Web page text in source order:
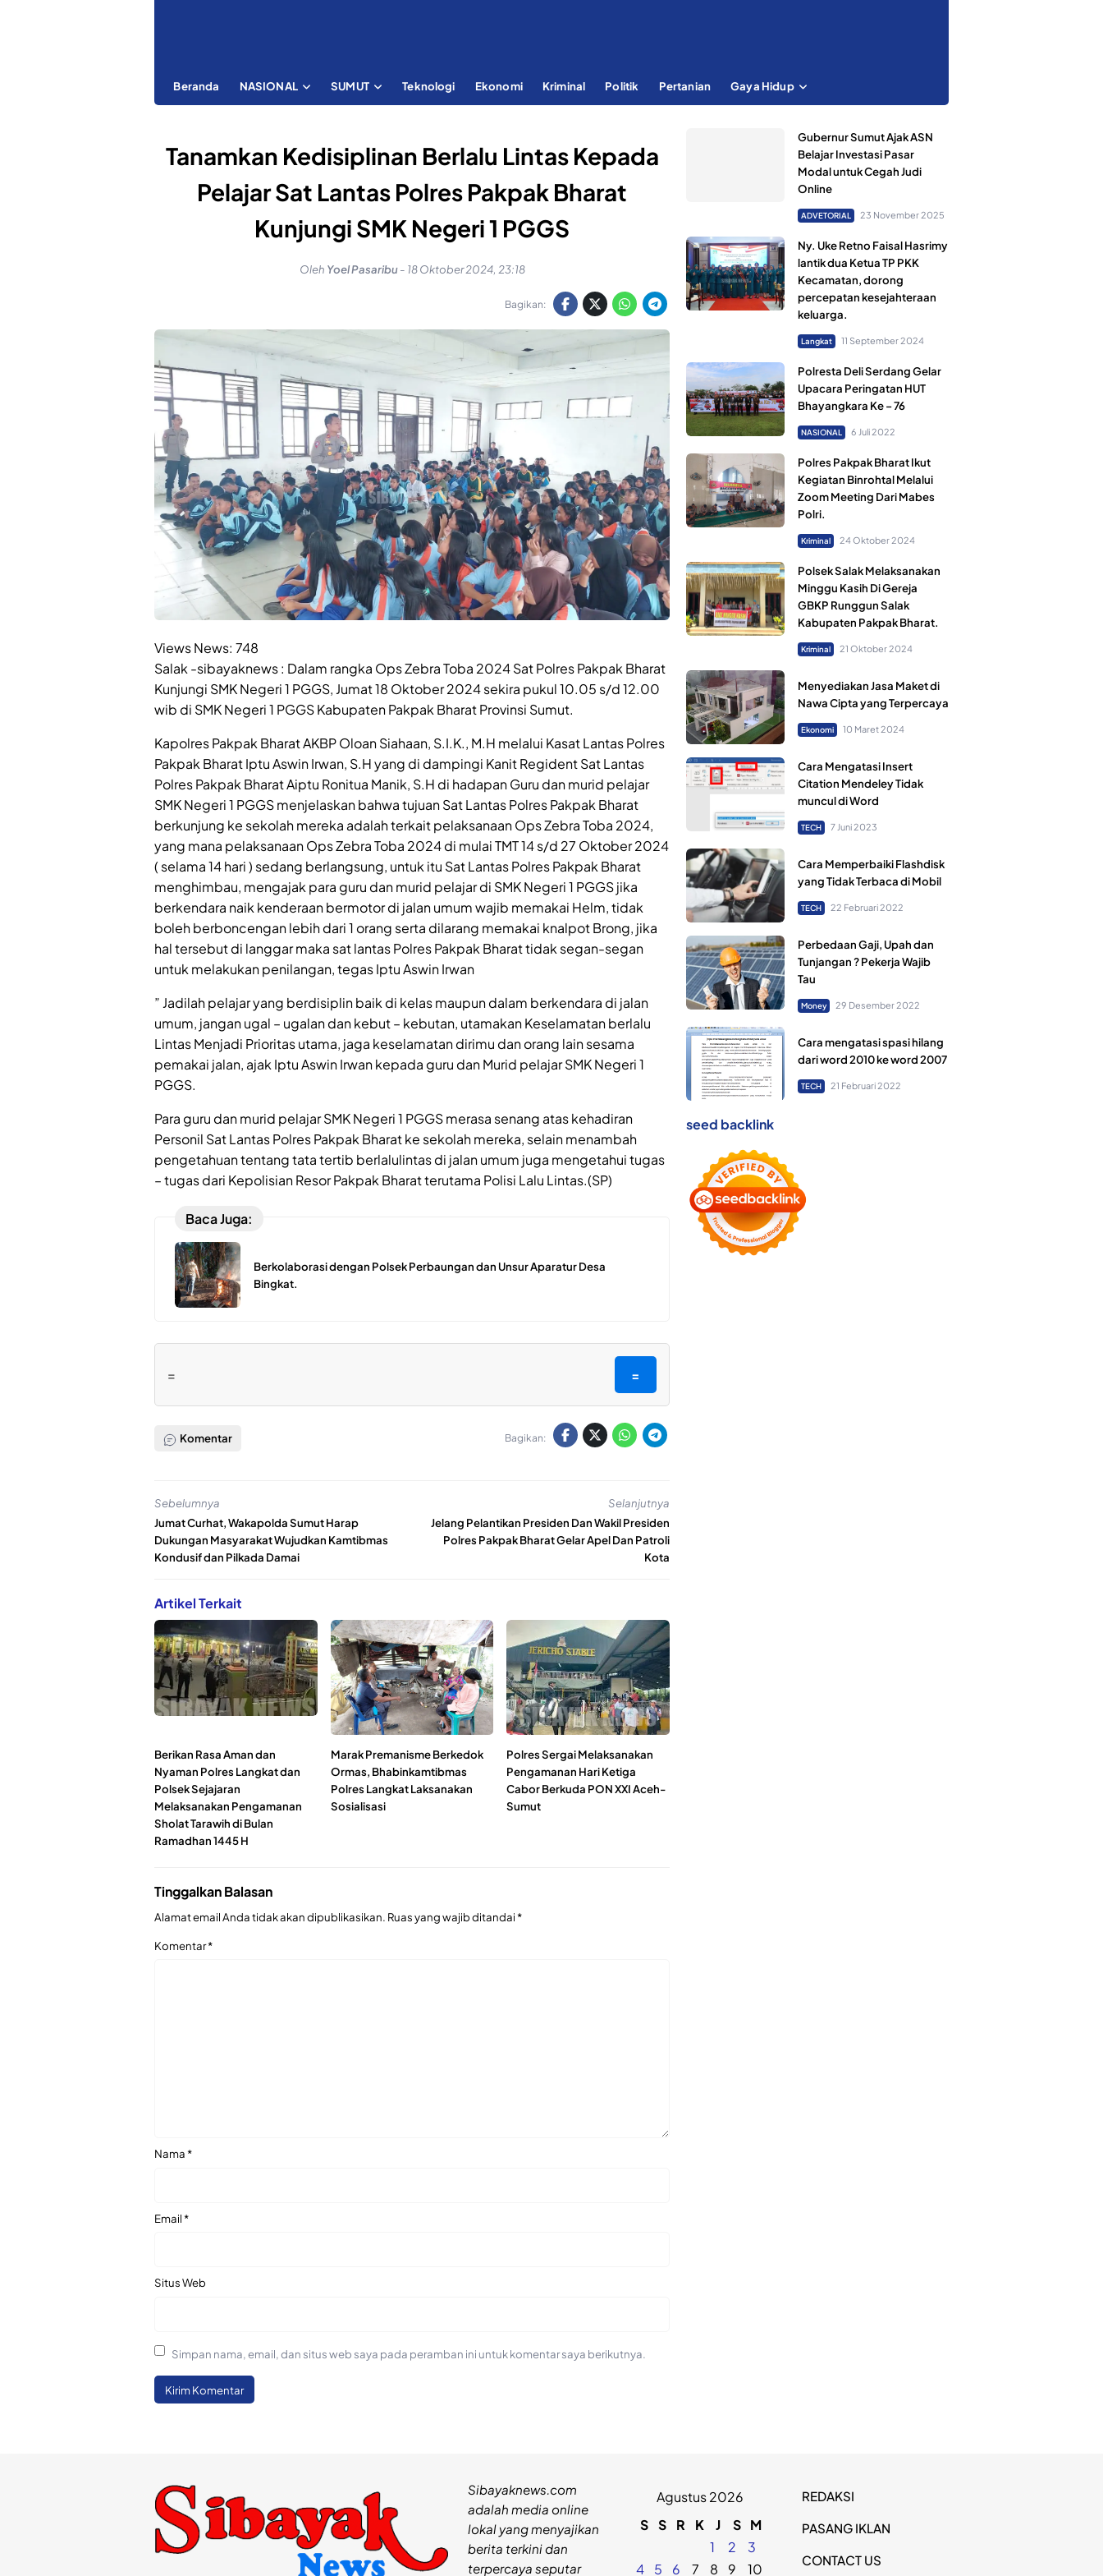
Beranda NASIONAL SUMUT Teknologi Ekonomi Kriminal Politik Pertanian Gaya Hidup
Tanamkan Kedisiplinan Berlalu Lintas Kepada
Pelajar Sat Lantas Polres Pakpak Bharat
Kunjungi SMK Negeri 1 PGGS
Oleh Yoel Pasaribu - 18 Oktober 2024, 23:18
Bagikan:
Views News: 748
Salak -sibayaknews : Dalam rangka Ops Zebra Toba 2024 Sat Polres Pakpak Bharat
Kunjungi SMK Negeri 1 PGGS, Jumat 18 Oktober 2024 sekira pukul 10.05 s/d 12.00
wib di SMK Negeri 1 PGGS Kabupaten Pakpak Bharat Provinsi Sumut.
Kapolres Pakpak Bharat AKBP Oloan Siahaan, S.I.K., M.H melalui Kasat Lantas Polres
Pakpak Bharat Iptu Aswin Irwan, S.H yang di dampingi Kanit Regident Sat Lantas
Polres Pakpak Bharat Aiptu Ronitua Manik, S.H di hadapan Guru dan murid pelajar
SMK Negeri 1 PGGS menjelaskan bahwa tujuan Sat Lantas Polres Pakpak Bharat
berkunjung ke sekolah mereka adalah terkait pelaksanaan Ops Zebra Toba 2024,
yang mana pelaksanaan Ops Zebra Toba 2024 di mulai TMT 14 s/d 27 Oktober 2024
( selama 14 hari ) sedang berlangsung, untuk itu Sat Lantas Polres Pakpak Bharat
menghimbau, mengajak para guru dan murid pelajar di SMK Negeri 1 PGGS jika
berkendara naik kenderaan bermotor di jalan umum wajib memakai Helm, tidak
boleh berboncengan lebih dari 1 orang serta dilarang memakai knalpot Brong, jika
hal tersebut di langgar maka sat lantas Polres Pakpak Bharat tidak segan-segan
untuk melakukan penilangan, tegas Iptu Aswin Irwan
” Jadilah pelajar yang berdisiplin baik di kelas maupun dalam berkendara di jalan
umum, jangan ugal – ugalan dan kebut – kebutan, utamakan Keselamatan berlalu
Lintas Menjadi Prioritas utama, jaga keselamatan dirimu dan orang lain sesama
pemakai jalan, ajak Iptu Aswin Irwan kepada guru dan Murid pelajar SMK Negeri 1
PGGS.
Para guru dan murid pelajar SMK Negeri 1 PGGS merasa senang atas kehadiran
Personil Sat Lantas Polres Pakpak Bharat ke sekolah mereka, selain menambah
pengetahuan tentang tata tertib berlalulintas di jalan umum juga mengetahui tugas
– tugas dari Kepolisian Resor Pakpak Bharat terutama Polisi Lalu Lintas.(SP)
Baca Juga:
Berkolaborasi dengan Polsek Perbaungan dan Unsur Aparatur Desa
Bingkat.
= =
Komentar Bagikan:
Sebelumnya
Jumat Curhat, Wakapolda Sumut Harap
Dukungan Masyarakat Wujudkan Kamtibmas
Kondusif dan Pilkada Damai
Selanjutnya
Jelang Pelantikan Presiden Dan Wakil Presiden
Polres Pakpak Bharat Gelar Apel Dan Patroli
Kota
Artikel Terkait
Berikan Rasa Aman dan
Nyaman Polres Langkat dan
Polsek Sejajaran
Melaksanakan Pengamanan
Sholat Tarawih di Bulan
Ramadhan 1445 H
Marak Premanisme Berkedok
Ormas, Bhabinkamtibmas
Polres Langkat Laksanakan
Sosialisasi
Polres Sergai Melaksanakan
Pengamanan Hari Ketiga
Cabor Berkuda PON XXI Aceh-
Sumut
Tinggalkan Balasan
Alamat email Anda tidak akan dipublikasikan. Ruas yang wajib ditandai*
Komentar*
Nama*
Email*
Situs Web
Simpan nama, email, dan situs web saya pada peramban ini untuk komentar saya berikutnya.
Gubernur Sumut Ajak ASN
Belajar Investasi Pasar
Modal untuk Cegah Judi
Online
ADVETORIAL 23 November 2025
Ny. Uke Retno Faisal Hasrimy
lantik dua Ketua TP PKK
Kecamatan, dorong
percepatan kesejahteraan
keluarga.
Langkat 11 September 2024
Polresta Deli Serdang Gelar
Upacara Peringatan HUT
Bhayangkara Ke – 76
NASIONAL 6 Juli 2022
Polres Pakpak Bharat Ikut
Kegiatan Binrohtal Melalui
Zoom Meeting Dari Mabes
Polri.
Kriminal 24 Oktober 2024
Polsek Salak Melaksanakan
Minggu Kasih Di Gereja
GBKP Runggun Salak
Kabupaten Pakpak Bharat.
Kriminal 21 Oktober 2024
Menyediakan Jasa Maket di
Nawa Cipta yang Terpercaya
Ekonomi 10 Maret 2024
Cara Mengatasi Insert
Citation Mendeley Tidak
muncul di Word
TECH 7 Juni 2023
Cara Memperbaiki Flashdisk
yang Tidak Terbaca di Mobil
TECH 22 Februari 2022
Perbedaan Gaji, Upah dan
Tunjangan ? Pekerja Wajib
Tau
Money 29 Desember 2022
Cara mengatasi spasi hilang
dari word 2010 ke word 2007
TECH 21 Februari 2022
seed backlink
Sibayaknews.com
adalah media online
lokal yang menyajikan
berita terkini dan
terpercaya seputar
Agustus 2026
S S R K J S M
1
2
3
4
5 6 7 8 9 10
REDAKSI
PASANG IKLAN
CONTACT US